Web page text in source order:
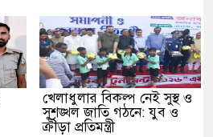
খেলাধুলার বিকল্প নেই সুস্থ ও
সুশৃঙ্খল জাতি গঠনে: যুব ও
ক্রীড়া প্রতিমন্ত্রী